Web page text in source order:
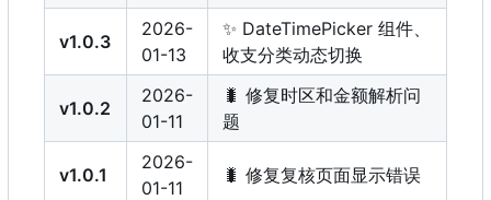
v1.0.3
2026-
01-13
✨ DateTimePicker 组件、
收支分类动态切换
v1.0.2
2026-
01-11
🐛 修复时区和金额解析问
题
v1.0.1
2026-
01-11
🐛 修复复核页面显示错误